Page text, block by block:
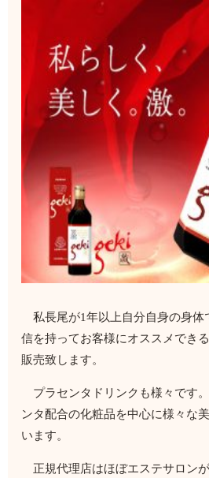
私長尾が1年以上自分自身の身体
信を持ってお客様にオススメでき
販売致します。
プラセンタドリンクも様々です
ンタ配合の化粧品を中心に様々な
います。
正規代理店はほぼエステサロン